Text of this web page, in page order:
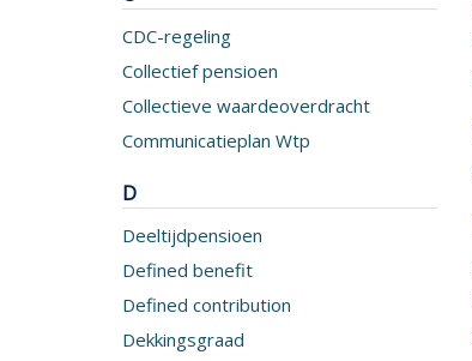
CDC-regeling
Collectief pensioen
Collectieve waardeoverdracht
Communicatieplan Wtp
D
Deeltijdpensioen
Defined benefit
Defined contribution
Dekkingsgraad